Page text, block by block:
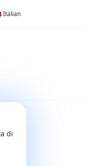
Italian
di